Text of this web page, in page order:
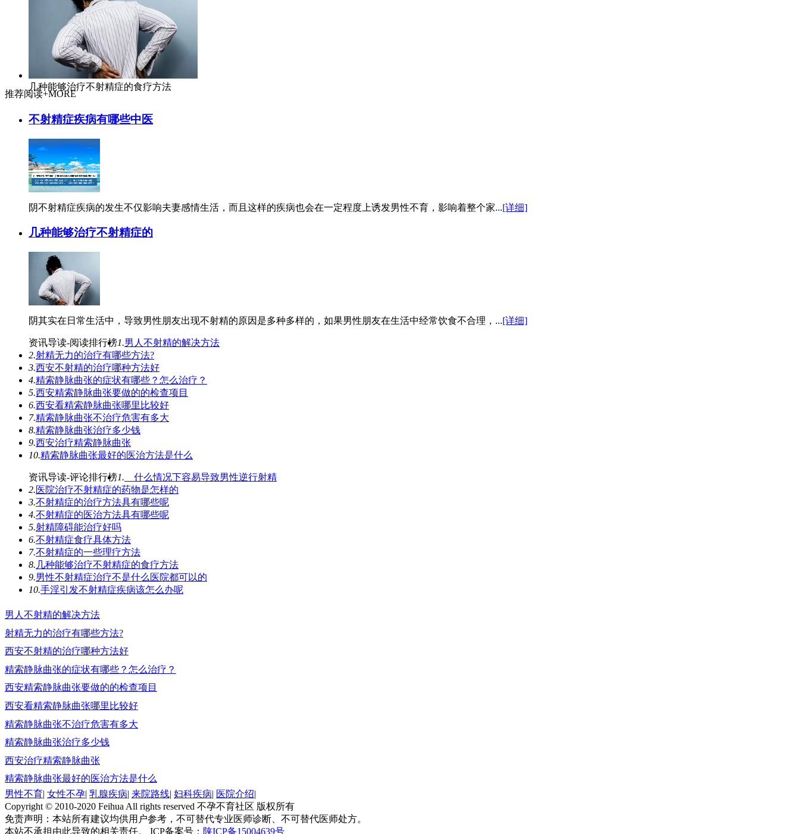
几种能够治疗不射精症的食疗方法
推荐阅读+MORE
不射精症疾病有哪些中医
阴不射精症疾病的发生不仅影响夫妻感情生活，而且这样的疾病也会在一定程度上诱发男性不育，影响着整个家...[详细]
几种能够治疗不射精症的
阴其实在日常生活中，导致男性朋友出现不射精的原因是多种多样的，如果男性朋友在生活中经常饮食不合理，...[详细]
资讯导读-阅读排行榜1.男人不射精的解决方法
2.射精无力的治疗有哪些方法?
3.西安不射精的治疗哪种方法好
4.精索静脉曲张的症状有哪些？怎么治疗？
5.西安精索静脉曲张要做的的检查项目
6.西安看精索静脉曲张哪里比较好
7.精索静脉曲张不治疗危害有多大
8.精索静脉曲张治疗多少钱
9.西安治疗精索静脉曲张
10.精索静脉曲张最好的医治方法是什么
资讯导读-评论排行榜1. 什么情况下容易导致男性逆行射精
2.医院治疗不射精症的药物是怎样的
3.不射精症的治疗方法具有哪些呢
4.不射精症的医治方法具有哪些呢
5.射精障碍能治疗好吗
6.不射精症食疗具体方法
7.不射精症的一些理疗方法
8. 几种能够治疗不射精症的食疗方法
9.男性不射精症治疗不是什么医院都可以的
10.手淫引发不射精症疾病该怎么办呢
男人不射精的解决方法
射精无力的治疗有哪些方法?
西安不射精的治疗哪种方法好
精索静脉曲张的症状有哪些？怎么治疗？
西安精索静脉曲张要做的的检查项目
西安看精索静脉曲张哪里比较好
精索静脉曲张不治疗危害有多大
精索静脉曲张治疗多少钱
西安治疗精索静脉曲张
精索静脉曲张最好的医治方法是什么
男性不育| 女性不孕| 乳腺疾病| 来院路线| 妇科疾病| 医院介绍|
Copyright © 2010-2020 Feihua All rights reserved 不孕不育社区 版权所有
免责声明：本站所有建议均供用户参考，不可替代专业医师诊断、不可替代医师处方。
本站不承担由此导致的相关责任。 ICP备案号： 陕ICP备15004639号